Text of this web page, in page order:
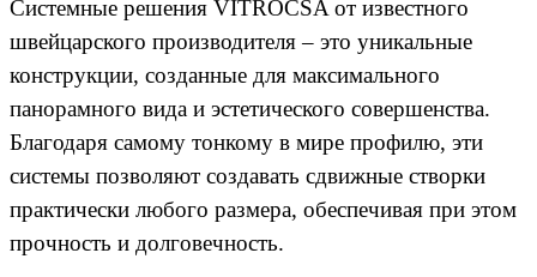
Системные решения VITROCSA от известного
швейцарского производителя – это уникальные
конструкции, созданные для максимального
панорамного вида и эстетического совершенства.
Благодаря самому тонкому в мире профилю, эти
системы позволяют создавать сдвижные створки
практически любого размера, обеспечивая при этом
прочность и долговечность.